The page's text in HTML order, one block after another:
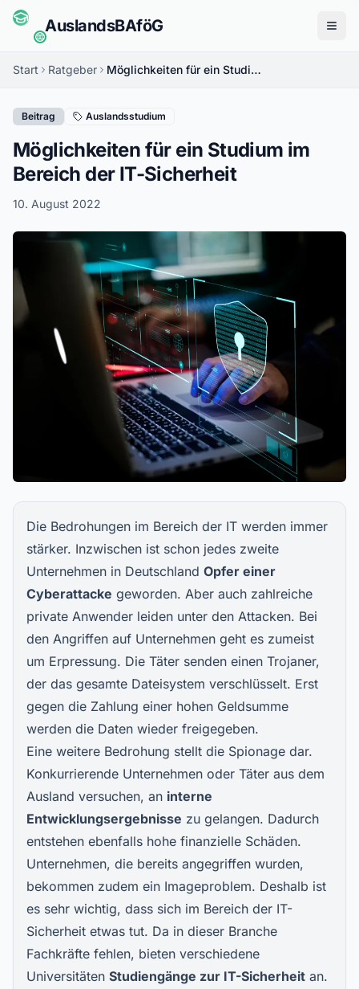
AuslandsBAföG
Start Ratgeber Möglichkeiten für ein Studium im Bereich der IT-Sicherheit
Beitrag Auslandsstudium
Möglichkeiten für ein Studium im
Bereich der IT-Sicherheit
10. August 2022
Die Bedrohungen im Bereich der IT werden immer
stärker. Inzwischen ist schon jedes zweite
Unternehmen in Deutschland Opfer einer
Cyberattacke geworden. Aber auch zahlreiche
private Anwender leiden unter den Attacken. Bei
den Angriffen auf Unternehmen geht es zumeist
um Erpressung. Die Täter senden einen Trojaner,
der das gesamte Dateisystem verschlüsselt. Erst
gegen die Zahlung einer hohen Geldsumme
werden die Daten wieder freigegeben.
Eine weitere Bedrohung stellt die Spionage dar.
Konkurrierende Unternehmen oder Täter aus dem
Ausland versuchen, an interne
Entwicklungsergebnisse zu gelangen. Dadurch
entstehen ebenfalls hohe finanzielle Schäden.
Unternehmen, die bereits angegriffen wurden,
bekommen zudem ein Imageproblem. Deshalb ist
es sehr wichtig, dass sich im Bereich der IT-
Sicherheit etwas tut. Da in dieser Branche
Fachkräfte fehlen, bieten verschiedene
Universitäten Studiengänge zur IT-Sicherheit an.